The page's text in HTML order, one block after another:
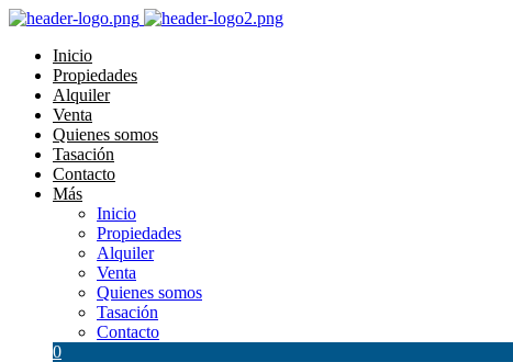
Inicio
Propiedades
Alquiler
Venta
Quienes somos
Tasación
Contacto
Más
Inicio
Propiedades
Alquiler
Venta
Quienes somos
Tasación
Contacto
0